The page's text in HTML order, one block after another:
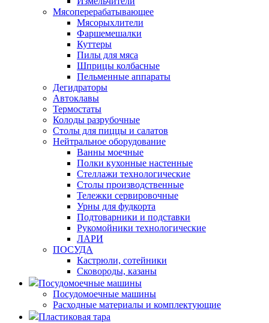
Мясоперерабатывающее
Мясорыхлители
Фаршемешалки
Куттеры
Пилы для мяса
Шприцы колбасные
Пельменные аппараты
Дегидраторы
Автоклавы
Термостаты
Колоды разрубочные
Столы для пиццы и салатов
Нейтральное оборудование
Ванны моечные
Полки кухонные настенные
Стеллажи технологические
Столы производственные
Тележки сервировочные
Урны для фудкорта
Подтоварники и подставки
Рукомойники технологические
ЛАРИ
ПОСУДА
Кастрюли, сотейники
Сковороды, казаны
Посудомоечные машины
Посудомоечные машины
Расходные материалы и комплектующие
Пластиковая тара